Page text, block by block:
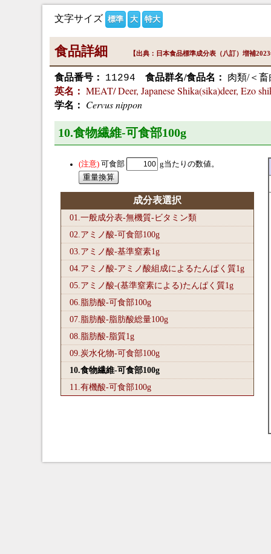
文字サイズ 標準 大 特大
食品詳細 【出典：日本食品標準成分表（八訂）増補
食品番号： 11294 食品群名/食品名：
肉類/＜
英名： MEAT/ Deer, Japanese Shika(sika)deer, Ezo
学名： Cervus nippon
10.食物繊維-可食部100g
可食部 g当たりの数値。
成分表選択
01.一般成分表-無機質-ビタミン類
02.アミノ酸-可食部100g
03.アミノ酸-基準窒素1g
04.アミノ酸-アミノ酸組成によるたんぱく質1g
05.アミノ酸-(基準窒素による)たんぱく質1g
06.脂肪酸-可食部100g
07.脂肪酸-脂肪酸総量100g
08.脂肪酸-脂質1g
09.炭水化物-可食部100g
10.食物繊維-可食部100g
11.有機酸-可食部100g